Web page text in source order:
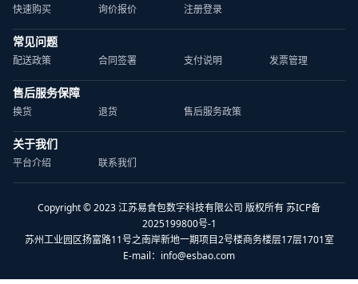
快速购买 询价报价 注册登录
常见问题
配送政策 合同签署 支付说明 发票管理
售后服务保障
换货 退货 售后服务政策
关于我们
平台介绍 联系我们
Copyright © 2023 江苏易食包数字科技有限公司 版权所有 苏ICP备
2025199800号-1
苏州工业园区扬富路11号之南岸新地一期项目2号楼商务楼层17层1701室
E-mail： info@esbao.com